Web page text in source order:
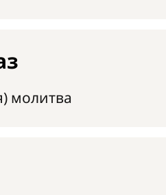
молитва